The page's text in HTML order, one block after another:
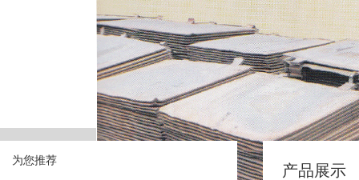
为您推荐
产品展示